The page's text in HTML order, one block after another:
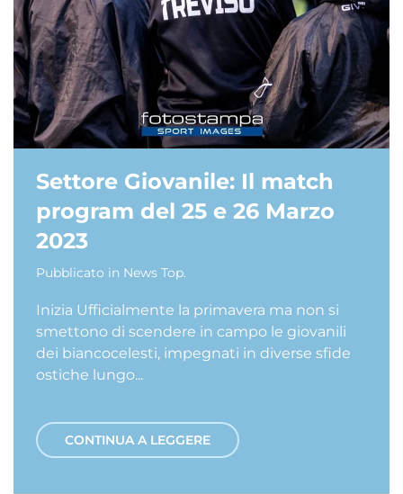
Settore Giovanile: Il match
program del 25 e 26 Marzo
2023
Pubblicato in News Top.
Inizia Ufficialmente la primavera ma non si
smettono di scendere in campo le giovanili
dei biancocelesti, impegnati in diverse sfide
ostiche lungo...
CONTINUA A LEGGERE